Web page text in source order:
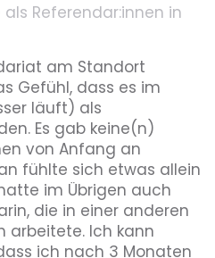
als Referendar:innen in
am Standort
Gefühl, dass es im
läuft) als
Es gab keine(n)
von Anfang an
fühlte sich etwas allein
im Übrigen auch
die in einer anderen
arbeitete. Ich kann
ich nach 3 Monaten